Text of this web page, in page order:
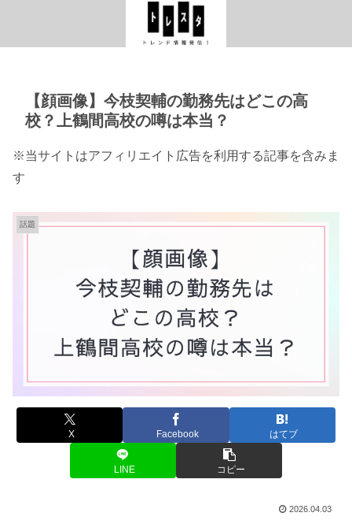
【顔画像】今枝契輔の勤務先はどこの高
校？上鶴間高校の噂は本当？
※当サイトはアフィリエイト広告を利用する記事を含みま
す
話題
X Facebook はてブ
LINE コピー
2026.04.03